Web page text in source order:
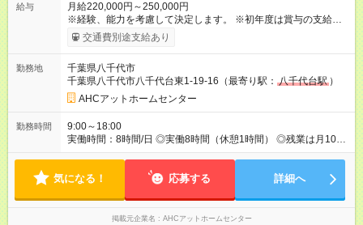
給与
月給220,000円～250,000円
※経験、能力を考慮して決定します。 ※初年度は賞与の支給がご
ざいません。 【試用期間】試用期間あり 試用期間の長さ：3ヶ
月 雇用形態、給与は本採用時と同じです。
交通費別途支給あり
勤務地
千葉県八千代市
千葉県八千代市八千代台東1-19-16（最寄り駅： 八千代台駅 ）
AHCアットホームセンター
勤務時間
9:00～18:00
実働時間：8時間/日 ◎実働8時間（休憩1時間） ◎残業は月10時
間以内です ＼業務負担軽減／ 業務を他の総務部のメンバーと分
る協力会社さんが多く、連絡・連携もスムーズなため、 円滑に
気になる！ 応募する 詳細へ
掲載元企業名 AHCアットホームセンター